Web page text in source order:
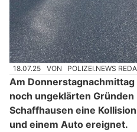
18.07.25 VON POLIZEI.NEWS
Am
noch ungeklärten Gründen
Schaffhausen eine
und einem Auto ereignet.